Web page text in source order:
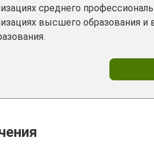
среднего
высшего образования и